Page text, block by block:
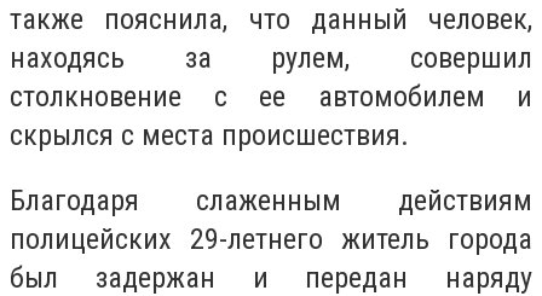
также пояснила, что данный человек,
находясь за рулем, совершил
столкновение с ее автомобилем и
скрылся с места происшествия.
Благодаря слаженным действиям
полицейских 29-летнего житель города
был задержан и передан наряду